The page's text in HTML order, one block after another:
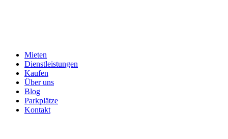
Mieten
Dienstleistungen
Kaufen
Über uns
Blog
Parkplätze
Kontakt